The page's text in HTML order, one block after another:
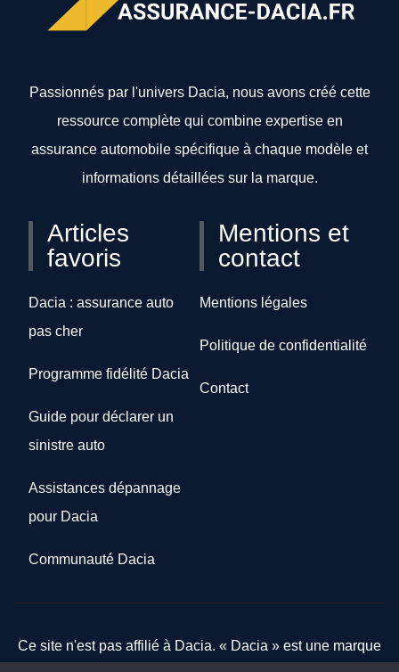
Passionnés par l'univers Dacia, nous avons créé cette
ressource complète qui combine expertise en
assurance automobile spécifique à chaque modèle et
informations détaillées sur la marque.
Articles
favoris
Dacia : assurance auto
pas cher
Programme fidélité Dacia
Guide pour déclarer un
sinistre auto
Assistances dépannage
pour Dacia
Communauté Dacia
Mentions et
contact
Mentions légales
Politique de confidentialité
Contact
Ce site n'est pas affilié à Dacia. « Dacia » est une marque